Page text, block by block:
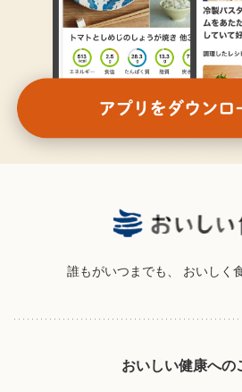
誰もがいつまでも、 おいしく
おいしい健康への